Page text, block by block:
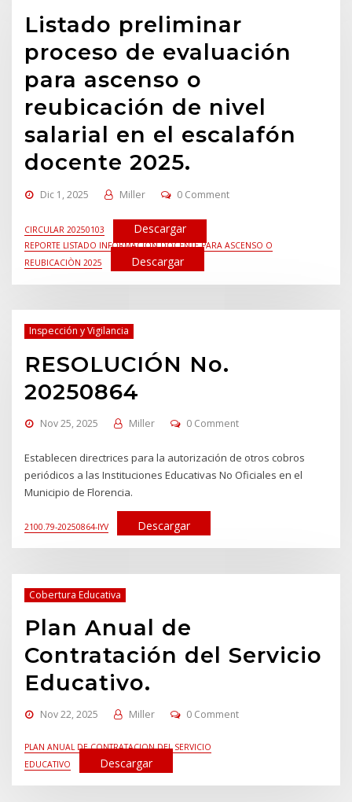
Listado preliminar
proceso de evaluación
para ascenso o
reubicación de nivel
salarial en el escalafón
docente 2025.
Dic 1, 2025 Miller 0 Comment
CIRCULAR 20250103 Descargar
REPORTE LISTADO INFORMACIÒN DOCENTE PARA ASCENSO O
REUBICACIÒN 2025
Descargar
Inspección y Vigilancia
RESOLUCIÓN No.
20250864
Nov 25, 2025 Miller 0 Comment
Establecen directrices para la autorización de otros cobros
periódicos a las Instituciones Educativas No Oficiales en el
Municipio de Florencia.
2100.79-20250864-IYV Descargar
Cobertura Educativa
Plan Anual de
Contratación del Servicio
Educativo.
Nov 22, 2025 Miller 0 Comment
PLAN ANUAL DE CONTRATACION DEL SERVICIO
EDUCATIVO
Descargar